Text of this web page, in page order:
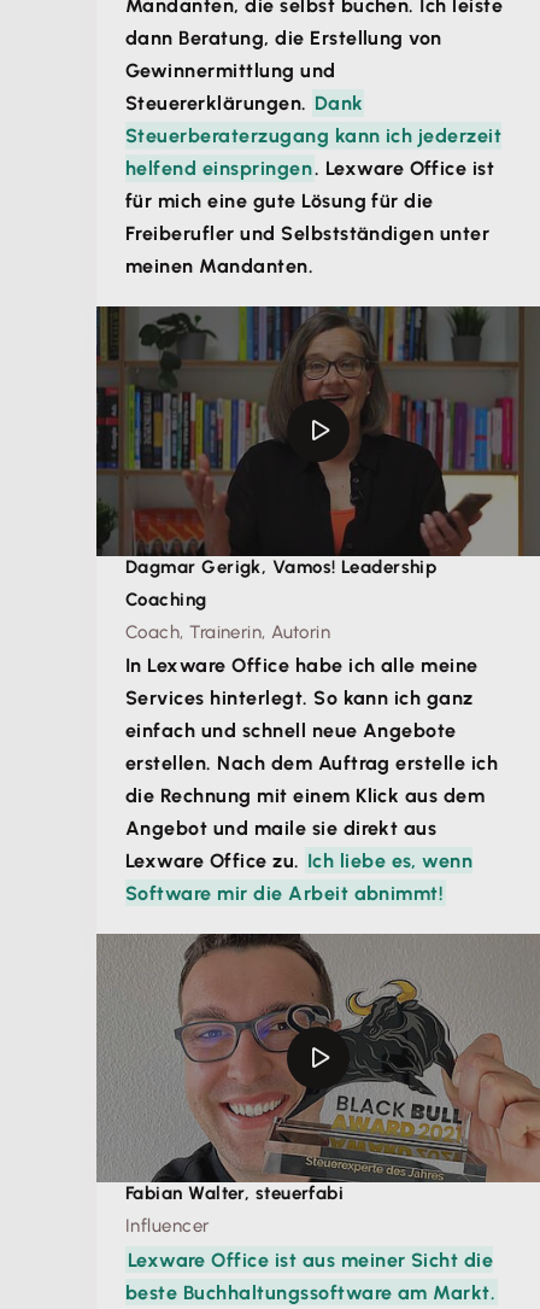
Mandanten, die selbst buchen. Ich leiste
dann Beratung, die Erstellung von
Gewinnermittlung und
Steuererklärungen. Dank
Steuerberaterzugang kann ich jederzeit
helfend einspringen. Lexware Office ist
für mich eine gute Lösung für die
Freiberufler und Selbstständigen unter
meinen Mandanten.
Dagmar Gerigk, Vamos! Leadership
Coaching
Coach, Trainerin, Autorin
In Lexware Office habe ich alle meine
Services hinterlegt. So kann ich ganz
einfach und schnell neue Angebote
erstellen. Nach dem Auftrag erstelle ich
die Rechnung mit einem Klick aus dem
Angebot und maile sie direkt aus
Lexware Office zu. Ich liebe es, wenn
Software mir die Arbeit abnimmt!
Fabian Walter, steuerfabi
Influencer
Lexware Office ist aus meiner Sicht die
beste Buchhaltungssoftware am Markt.